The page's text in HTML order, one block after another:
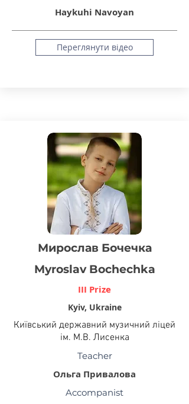
Haykuhi Navoyan
Переглянути відео
Мирослав Бочечка
Myroslav Bochechka
III Prize
Kyiv, Ukraine
Київський державний музичний ліцей
ім. М.В. Лисенка
Teacher
Ольга Привалова
Accompanist